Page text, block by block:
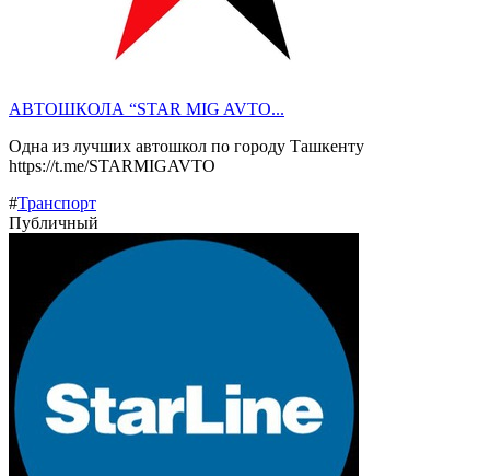
АВТОШКОЛА “STAR MIG AVTO...
Одна из лучших автошкол по городу Ташкенту
https://t.me/STARMIGAVTO
#Транспорт
Публичный